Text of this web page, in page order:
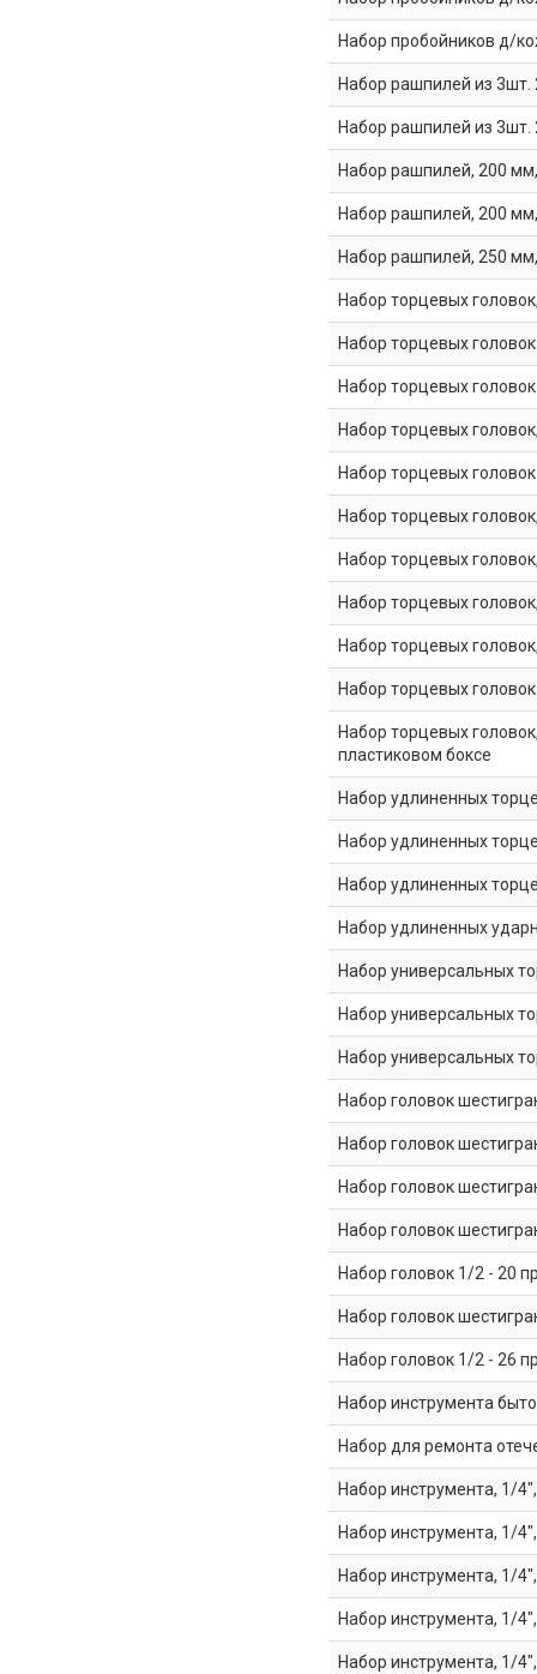
Набор пробойников д/
Набор рашпилей из 3шт.
Набор рашпилей из 3шт.
Набор рашпилей, 200
Набор рашпилей, 200
Набор рашпилей, 250
Набор торцевых
Набор торцевых
Набор торцевых
Набор торцевых
Набор торцевых
Набор торцевых
Набор торцевых
Набор торцевых
Набор торцевых
Набор торцевых
Набор торцевых
пластиковом боксе
Набор удлиненных
Набор удлиненных
Набор удлиненных
Набор удлиненных
Набор универсальных
Набор универсальных
Набор универсальных
Набор головок
Набор головок
Набор головок
Набор головок
Набор головок 1/2 - 20
Набор головок
Набор головок 1/2 - 26
Набор инструмента
Набор для ремонта
Набор инструмента, 1/
Набор инструмента, 1/
Набор инструмента, 1/
Набор инструмента, 1/
Набор инструмента, 1/